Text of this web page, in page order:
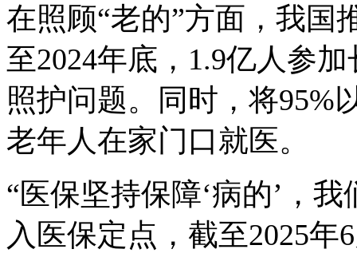
在照顾“老的”方面，我国
至2024年底，1.9亿人参
照护问题。同时，将95%
老年人在家门口就医。
“医保坚持保障‘病的’，
入医保定点，截至2025